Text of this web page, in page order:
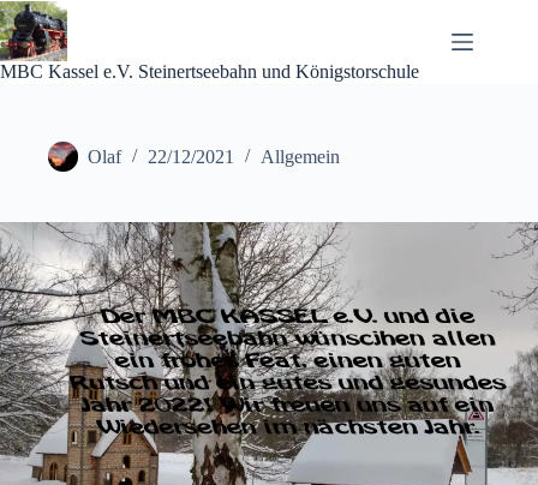
Zum
Inhalt
springen
MBC Kassel e.V. Steinertseebahn und Königstorschule
Olaf 22/12/2021 Allgemein